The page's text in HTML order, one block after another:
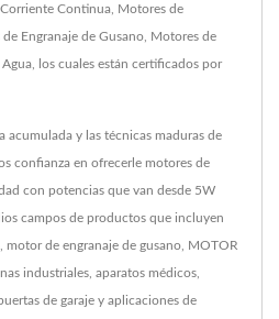
Continua, Motores de
Engranaje de Gusano, Motores de
los cuales están certificados por
acumulada y las técnicas maduras de
confianza en ofrecerle motores de
con potencias que van desde 5W
campos de productos que incluyen
motor de engranaje de gusano, MOTOR
industriales, aparatos médicos,
de garaje y aplicaciones de